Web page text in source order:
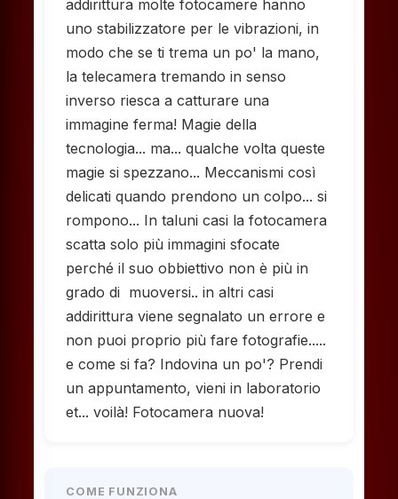
addirittura molte fotocamere hanno
uno stabilizzatore per le vibrazioni, in
modo che se ti trema un po' la mano,
la telecamera tremando in senso
inverso riesca a catturare una
immagine ferma! Magie della
tecnologia... ma... qualche volta queste
magie si spezzano... Meccanismi così
delicati quando prendono un colpo... si
rompono... In taluni casi la fotocamera
scatta solo più immagini sfocate
perché il suo obbiettivo non è più in
grado di muoversi.. in altri casi
addirittura viene segnalato un errore e
non puoi proprio più fare fotografie.....
e come si fa? Indovina un po'? Prendi
un appuntamento, vieni in laboratorio
et... voilà! Fotocamera nuova!
COME FUNZIONA